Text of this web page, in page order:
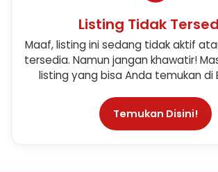
Listing Tidak
Maaf, listing ini sedang tidak aktif
tersedia. Namun jangan khawatir!
listing yang bisa Anda temukan di
Temukan Disini!